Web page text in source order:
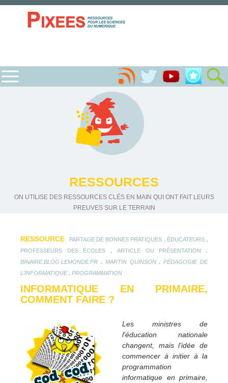
RESSOURCES
ON UTILISE DES RESSOURCES CLÉS EN MAIN QUI ONT FAIT LEURS
PREUVES SUR LE TERRAIN
RESSOURCE PARTAGE DE BONNES PRATIQUES ÉDUCATEURS.
PROFESSEURS DES ÉCOLES ARTICLE OU PRÉSENTATION
BINAIRE.BLOG.LEMONDE.FR MARTIN QUINSON.PÉDAGOGIE DE
L'INFORMATIQUE. PROGRAMMATION
INFORMATIQUE EN PRIMAIRE,
COMMENT FAIRE ?
Les ministres de
l’éducation nationale
changent, mais l’idée de
commencer à initier à la
programmation
informatique en primaire,